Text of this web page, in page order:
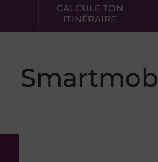
CALCULE TON
ITINÉRAIRE
Smartmob